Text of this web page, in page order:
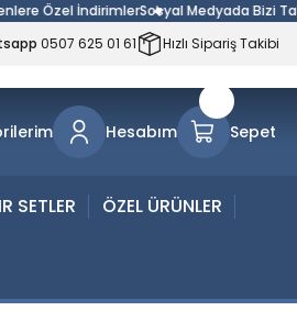
Özel İndirimlerSosyal Medyada Bizi Takip
0507 625 01 61 Hızlı Sipariş Takibi
Hesabım Sepet
SETLER ÖZEL ÜRÜNLER